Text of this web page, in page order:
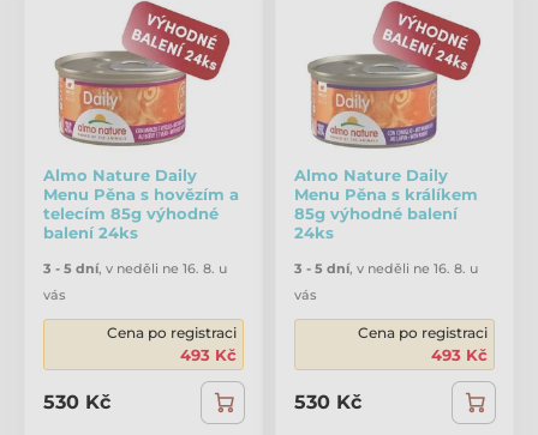
Almo Nature Daily
Menu Pěna s hovězím a
telecím 85g výhodné
balení 24ks
3 - 5 dní, v neděli ne 16. 8. u
vás
Cena po registraci
493 Kč
530 Kč
Almo Nature Daily
Menu Pěna s králíkem
85g výhodné balení
24ks
3 - 5 dní, v neděli ne 16. 8. u
vás
Cena po registraci
493 Kč
530 Kč